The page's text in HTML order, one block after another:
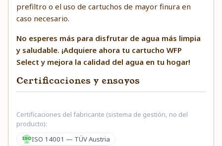
prefiltro o el uso de cartuchos de mayor finura en
caso necesario.
No esperes más para disfrutar de agua más limpia
y saludable. ¡Adquiere ahora tu cartucho WFP
Select y mejora la calidad del agua en tu hogar!
Certificaciones y ensayos
Certificaciones del fabricante (sistema de gestión, no del
producto):
ISO 14001 — TÜV Austria